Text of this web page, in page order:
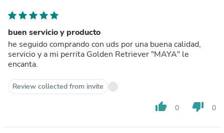
buen servicio y producto
he seguido comprando con uds por una buena calidad,
servicio y a mi perrita Golden Retriever "MAYA" le
encanta.
Review collected from invite
thumb_up 0 thumb_down 0